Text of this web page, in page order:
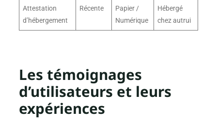
Attestation
d’hébergement
Récente
Papier /
Numérique
Hébergé
chez autrui
Les témoignages
d’utilisateurs et leurs
expériences